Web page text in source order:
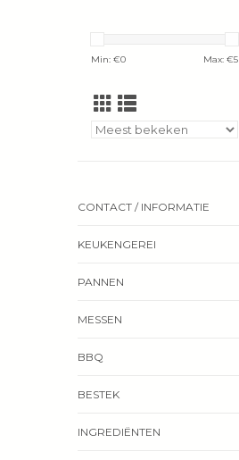
Min: €0 Max: €5
CONTACT / INFORMATIE
KEUKENGEREI
PANNEN
MESSEN
BBQ
BESTEK
INGREDIËNTEN